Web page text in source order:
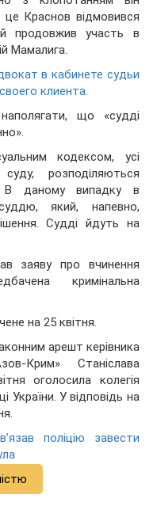
це Краснов відмовився
продовжив участь в
Мамалига.
в кабинете судьи
клиента.
що «судді
кодексом, усі
розподіляються
В даному випадку в
який, напевно,
Судді йдуть на
заяву про вчинення
кримінальна
на 25 квітня.
арешт керівника
Крим» Станіслава
оголосила колегія
України. У відповідь на
поліцію завести